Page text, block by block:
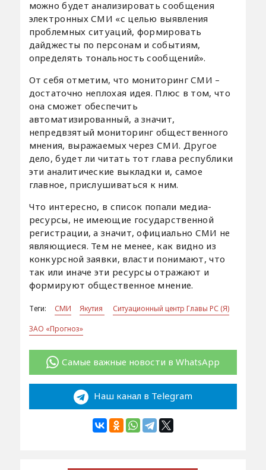
можно будет анализировать сообщения
электронных СМИ «с целью выявления
проблемных ситуаций, формировать
дайджесты по персонам и событиям,
определять тональность сообщений».
От себя отметим, что мониторинг СМИ –
достаточно неплохая идея. Плюс в том, что
она сможет обеспечить
автоматизированный, а значит,
непредвзятый мониторинг общественного
мнения, выражаемых через СМИ. Другое
дело, будет ли читать тот глава республики
эти аналитические выкладки и, самое
главное, прислушиваться к ним.
Что интересно, в список попали медиа-
ресурсы, не имеющие государственной
регистрации, а значит, официально СМИ не
являющиеся. Тем не менее, как видно из
конкурсной заявки, власти понимают, что
так или иначе эти ресурсы отражают и
формируют общественное мнение.
Теги: СМИ Якутия
Ситуационный центр Главы РС (Я)
ЗАО «Прогноз»
Самые важные новости в WhatsApp
Наш канал в Telegram